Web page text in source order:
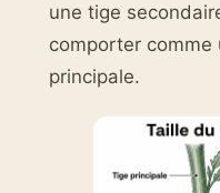
une tige
comporter comme
principale.